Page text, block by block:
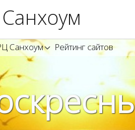
Санхоум Рейтинг сайтов